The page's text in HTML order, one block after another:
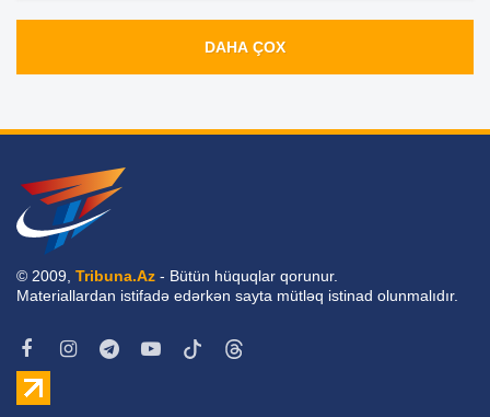
DAHA ÇOX
© 2009, Tribuna.Az - Bütün hüquqlar qorunur.
Materiallardan istifadə edərkən sayta mütləq istinad olunmalıdır.